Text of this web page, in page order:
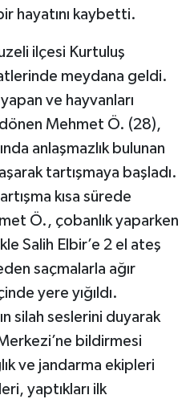
hayatını kaybetti.
ilçesi Kurtuluş
meydana geldi.
ve hayvanları
Mehmet Ö. (28),
anlaşmazlık bulunan
tartışmaya başladı.
kısa sürede
Ö., çobanlık yaparken
Salih Elbir’e 2 el ateş
saçmalarla ağır
yere yığıldı.
silah seslerini duyarak
bildirmesi
ve jandarma ekipleri
yaptıkları ilk